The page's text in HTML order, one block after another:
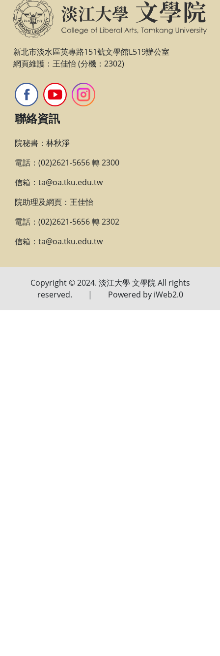
新北市淡水區英專路151號文學館L519辦公室
網頁維護：王佳怡 (分機：2302)
聯絡資訊
院秘書：林秋淨
電話：(02)2621-5656 轉 2300
信箱：ta@oa.tku.edu.tw
院助理及網頁：王佳怡
電話：(02)2621-5656 轉 2302
信箱：ta@oa.tku.edu.tw
Copyright © 2024. 淡江大學 文學院 All rights
reserved. | Powered by iWeb2.0